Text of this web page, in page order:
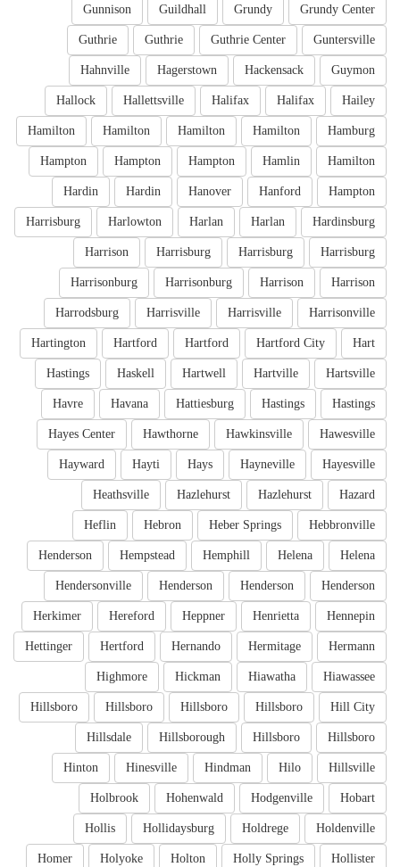
Grundy Center
Grundy
Guildhall
Gunnison
Guntersville
Guthrie Center
Guthrie
Guthrie
Guymon
Hackensack
Hagerstown
Hahnville
Hailey
Halifax
Halifax
Hallettsville
Hallock
Hamburg
Hamilton
Hamilton
Hamilton
Hamilton
Hamilton
Hamlin
Hampton
Hampton
Hampton
Hampton
Hanford
Hanover
Hardin
Hardin
Hardinsburg
Harlan
Harlan
Harlowton
Harrisburg
Harrisburg
Harrisburg
Harrisburg
Harrison
Harrison
Harrison
Harrisonburg
Harrisonburg
Harrisonville
Harrisville
Harrisville
Harrodsburg
Hart
Hartford City
Hartford
Hartford
Hartington
Hartsville
Hartville
Hartwell
Haskell
Hastings
Hastings
Hastings
Hattiesburg
Havana
Havre
Hawesville
Hawkinsville
Hawthorne
Hayes Center
Hayesville
Hayneville
Hays
Hayti
Hayward
Hazard
Hazlehurst
Hazlehurst
Heathsville
Hebbronville
Heber Springs
Hebron
Heflin
Helena
Helena
Hemphill
Hempstead
Henderson
Henderson
Henderson
Henderson
Hendersonville
Hennepin
Henrietta
Heppner
Hereford
Herkimer
Hermann
Hermitage
Hernando
Hertford
Hettinger
Hiawassee
Hiawatha
Hickman
Highmore
Hill City
Hillsboro
Hillsboro
Hillsboro
Hillsboro
Hillsboro
Hillsboro
Hillsborough
Hillsdale
Hillsville
Hilo
Hindman
Hinesville
Hinton
Hobart
Hodgenville
Hohenwald
Holbrook
Holdenville
Holdrege
Hollidaysburg
Hollis
Hollister
Holly Springs
Holton
Holyoke
Homer